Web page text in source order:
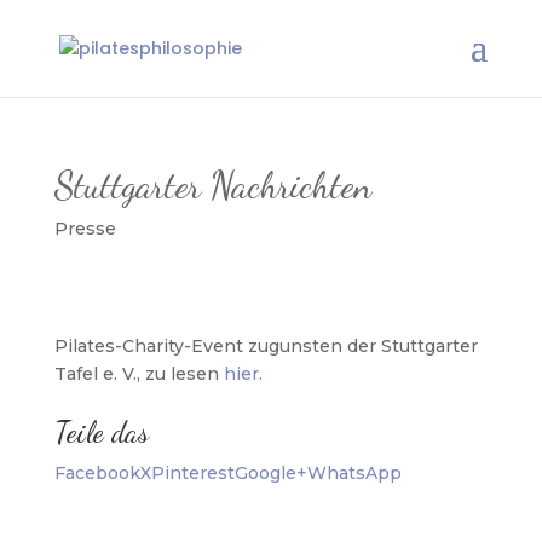
Stuttgarter Nachrichten
Presse
Pilates-Charity-Event zugunsten der Stuttgarter
Tafel e. V., zu lesen hier.
Teile das
FacebookXPinterestGoogle+WhatsApp